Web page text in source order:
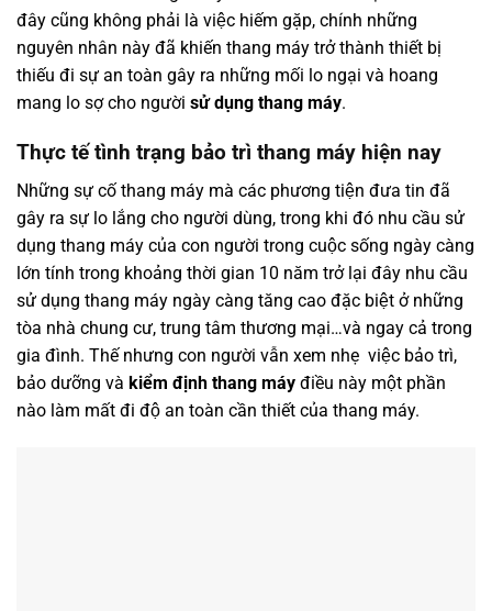
đây cũng không phải là việc hiếm gặp, chính những
nguyên nhân này đã khiến thang máy trở thành thiết bị
thiếu đi sự an toàn gây ra những mối lo ngại và hoang
mang lo sợ cho người sử dụng thang máy.
Thực tế tình trạng bảo trì thang máy hiện nay
Những sự cố thang máy mà các phương tiện đưa tin đã
gây ra sự lo lắng cho người dùng, trong khi đó nhu cầu sử
dụng thang máy của con người trong cuộc sống ngày càng
lớn tính trong khoảng thời gian 10 năm trở lại đây nhu cầu
sử dụng thang máy ngày càng tăng cao đặc biệt ở những
tòa nhà chung cư, trung tâm thương mại…và ngay cả trong
gia đình. Thế nhưng con người vẫn xem nhẹ việc bảo trì,
bảo dưỡng và kiểm định thang máy điều này một phần
nào làm mất đi độ an toàn cần thiết của thang máy.